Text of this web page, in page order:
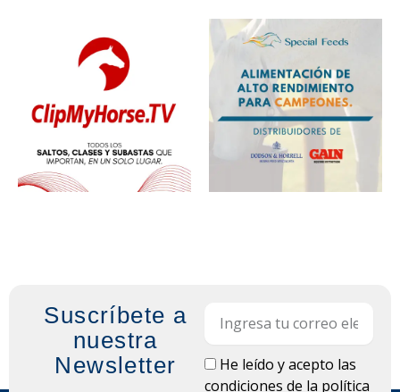
Suscríbete a
nuestra
Newsletter
LOPDHe leído y acepto las
condiciones de la política